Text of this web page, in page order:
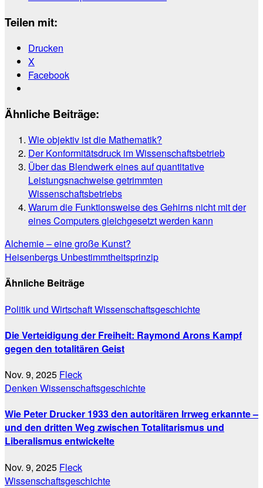
Teilen mit:
Drucken
X
Facebook
Ähnliche Beiträge:
Wie objektiv ist die Mathematik?
Der Konformitätsdruck im Wissenschaftsbetrieb
Über das Blendwerk eines auf quantitative
Leistungsnachweise getrimmten
Wissenschaftsbetriebs
Warum die Funktionsweise des Gehirns nicht mit der
eines Computers gleichgesetzt werden kann
Beitragsnavigation
Alchemie – eine große Kunst?
Heisenbergs Unbestimmtheitsprinzip
Ähnliche Beiträge
Politik und WirtschaftWissenschaftsgeschichte
Die Verteidigung der Freiheit: Raymond Arons Kampf
gegen den totalitären Geist
Nov. 9, 2025 Fleck
Denken Wissenschaftsgeschichte
Wie Peter Drucker 1933 den autoritären Irrweg erkannte –
und den dritten Weg zwischen Totalitarismus und
Liberalismus entwickelte
Nov. 9, 2025 Fleck
Wissenschaftsgeschichte